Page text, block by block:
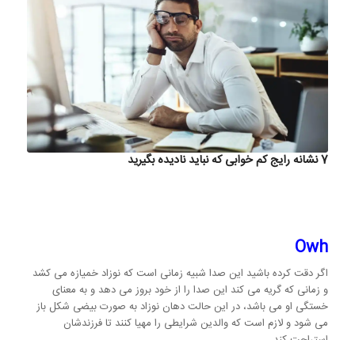
7 نشانه رایج کم خوابی که نباید نادیده بگیرید
Owh
اگر دقت کرده باشید این صدا شبیه زمانی است که نوزاد خمیازه می کشد
و زمانی که گریه می کند این صدا را از خود بروز می دهد و به معنای
خستگی او می باشد، در این حالت دهان نوزاد به صورت بیضی شکل باز
می شود و لازم است که والدین شرایطی را مهیا کنند تا فرزندشان